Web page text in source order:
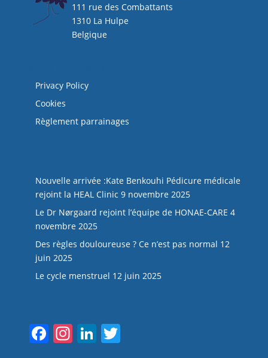
111 rue des Combattants
1310 La Hulpe
Belgique
Privacy Policy
Cookies
Règlement parrainages
Nouvelle arrivée :Kate Benkouhi Pédicure médicale
rejoint la HEAL Clinic 9 novembre 2025
Le Dr Nørgaard rejoint l’équipe de HONAE-CARE 4
novembre 2025
Des règles douloureuse ? Ce n’est pas normal 12
juin 2025
Le cycle menstruel 12 juin 2025
F In Li T